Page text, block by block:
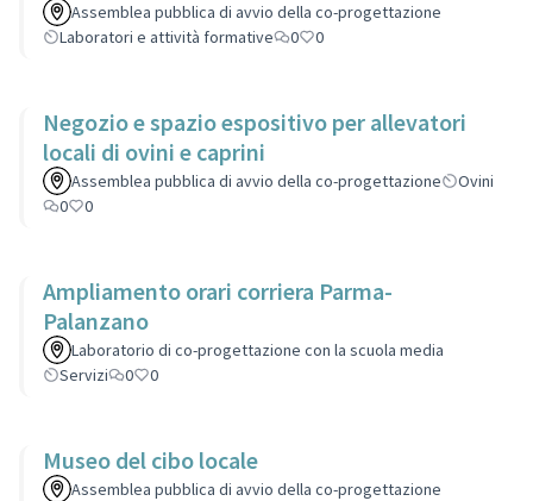
Assemblea pubblica di avvio della co-progettazione
Laboratori e attività formative
0 0
Negozio e spazio espositivo per allevatori
locali di ovini e caprini
Assemblea pubblica di avvio della co-progettazione
Ovini
0
0
Ampliamento orari corriera Parma-
Palanzano
Laboratorio di co-progettazione con la scuola media
Servizi
0 0
Museo del cibo locale
Assemblea pubblica di avvio della co-progettazione